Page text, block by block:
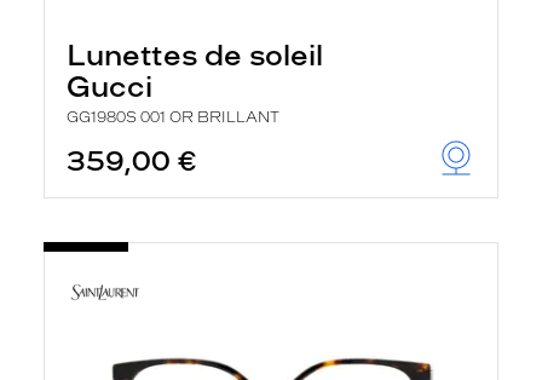
Lunettes de soleil
Gucci
GG1980S 001 OR BRILLANT
359,00 €